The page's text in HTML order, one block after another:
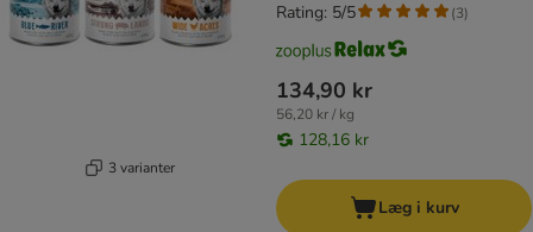
3 varianter
134,90 kr
56,20 kr / kg
128,16 kr
Rating: 5/5 (3)
Læg i kurv